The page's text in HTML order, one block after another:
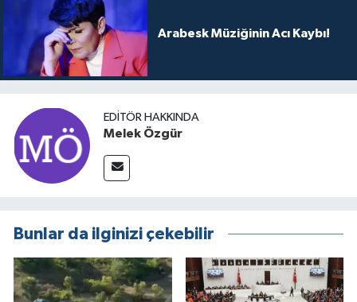
Arabesk Müziğinin Acı Kaybı!
EDITÖR HAKKINDA
Melek Özgür
Bunlar da ilginizi çekebilir